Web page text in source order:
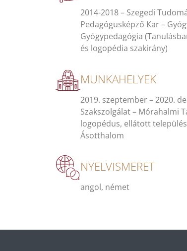
2014-2018 – Szegedi
Pedagógusképző Kar –
Gyógypedagógia
és logopédia szakirány)
MUNKAHELYEK
2019. szeptember – 2020.
Szakszolgálat – Mórahalmi
logopédus, ellátott
Ásotthalom
NYELVISMERET
angol, német